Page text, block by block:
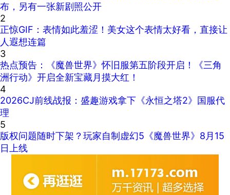
布，另有一张新剧照公开
2
正惊GIF：表情如此羞涩！美女这个表情太好看，直接让
人遐想连篇
3
热点预告：《魔兽世界》怀旧服第五阶段开启！《三角
洲行动》开启全新宝藏月摸大红！
4
2026CJ前线战报：盛趣游戏拿下《永恒之塔2》国服代
理
5
版权问题随时下架？玩家自制虚幻5《魔兽世界》8月15
日上线